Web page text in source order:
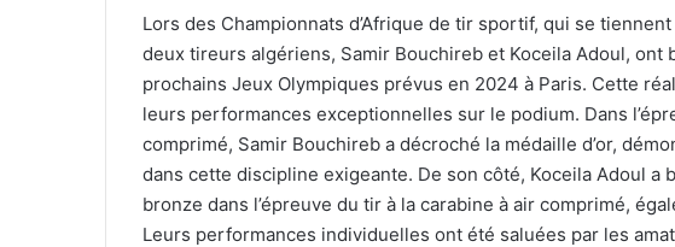
Lors des Championnats d’Afrique de tir sportif, qui se
deux tireurs algériens, Samir Bouchireb et Koceila Adoul,
prochains Jeux Olympiques prévus en 2024 à Paris. Cette
leurs performances exceptionnelles sur le podium. Dans
comprimé, Samir Bouchireb a décroché la médaille d’or,
dans cette discipline exigeante. De son côté, Koceila Adoul a
bronze dans l’épreuve du tir à la carabine à air comprimé,
Leurs performances individuelles ont été saluées par les